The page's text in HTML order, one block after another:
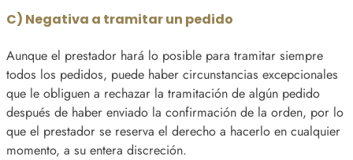
C) Negativa a tramitar un pedido
Aunque el prestador hará lo posible para tramitar siempre
todos los pedidos, puede haber circunstancias excepcionales
que le obliguen a rechazar la tramitación de algún pedido
después de haber enviado la confirmación de la orden, por lo
que el prestador se reserva el derecho a hacerlo en cualquier
momento, a su entera discreción.